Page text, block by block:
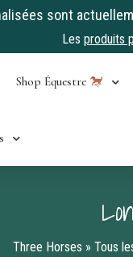
sont
Les produits
Shop Équestre
Three Horses » Tous